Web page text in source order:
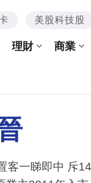
美股科技股
理財 商業
斥1418萬元購將軍澳天晉海景